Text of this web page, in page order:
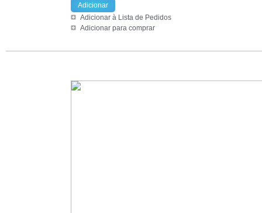
Adicionar
Adicionar à Lista de Pedidos
Adicionar para comprar